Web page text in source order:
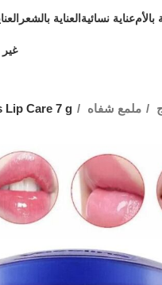
بالأمعناية نسائيةالعناية بالشعر
ملمع شفاه Lip Care 7 g